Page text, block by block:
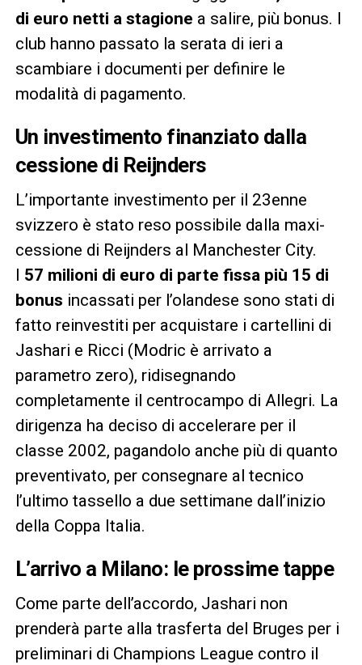
di euro netti a stagione a salire, più bonus. I
club hanno passato la serata di ieri a
scambiare i documenti per definire le
modalità di pagamento.
Un investimento finanziato dalla
cessione di Reijnders
L’importante investimento per il 23enne
svizzero è stato reso possibile dalla maxi-
cessione di Reijnders al Manchester City.
I 57 milioni di euro di parte fissa più 15 di
bonus incassati per l’olandese sono stati di
fatto reinvestiti per acquistare i cartellini di
Jashari e Ricci (Modric è arrivato a
parametro zero), ridisegnando
completamente il centrocampo di Allegri. La
dirigenza ha deciso di accelerare per il
classe 2002, pagandolo anche più di quanto
preventivato, per consegnare al tecnico
l’ultimo tassello a due settimane dall’inizio
della Coppa Italia.
L’arrivo a Milano: le prossime tappe
Come parte dell’accordo, Jashari non
prenderà parte alla trasferta del Bruges per i
preliminari di Champions League contro il